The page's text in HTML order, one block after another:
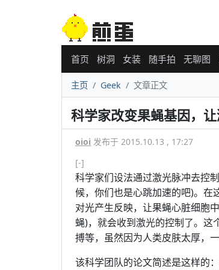
首页 树洞 女装 随手拍 无聊图
主页 Geek 文章正文
科学家改变果蝇基因，
oioi 发布于 2015.10.13 , 17:27
[-]
科学家们设法通过激光脉冲去控
候，你们也是心跳加速的吧)。在
对光产生反映，让果蝇心脏细胞
蝇)，就会收到激光的控制了。这
搏等，虽然因为人类皮肤太厚，
该科学团队的论文简述是这样的